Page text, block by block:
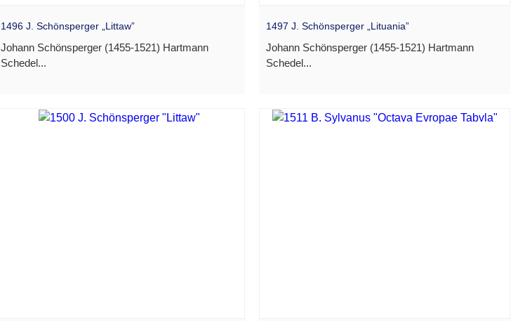
1496 J. Schönsperger „Littaw”
Johann Schönsperger (1455-1521) Hartmann
Schedel...
1497 J. Schönsperger „Lituania”
Johann Schönsperger (1455-1521) Hartmann
Schedel...